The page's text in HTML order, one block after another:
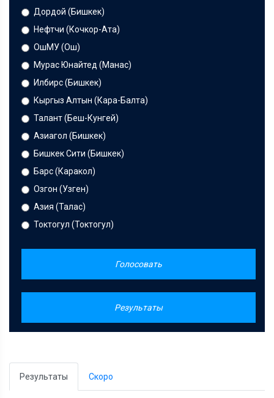
Дордой (Бишкек)
Нефтчи (Кочкор-Ата)
ОшМУ (Ош)
Мурас Юнайтед (Манас)
Илбирс (Бишкек)
Кыргыз Алтын (Кара-Балта)
Талант (Беш-Кунгей)
Азиагол (Бишкек)
Бишкек Сити (Бишкек)
Барс (Каракол)
Озгон (Узген)
Азия (Талас)
Токтогул (Токтогул)
Голосовать
Результаты
Результаты Скоро